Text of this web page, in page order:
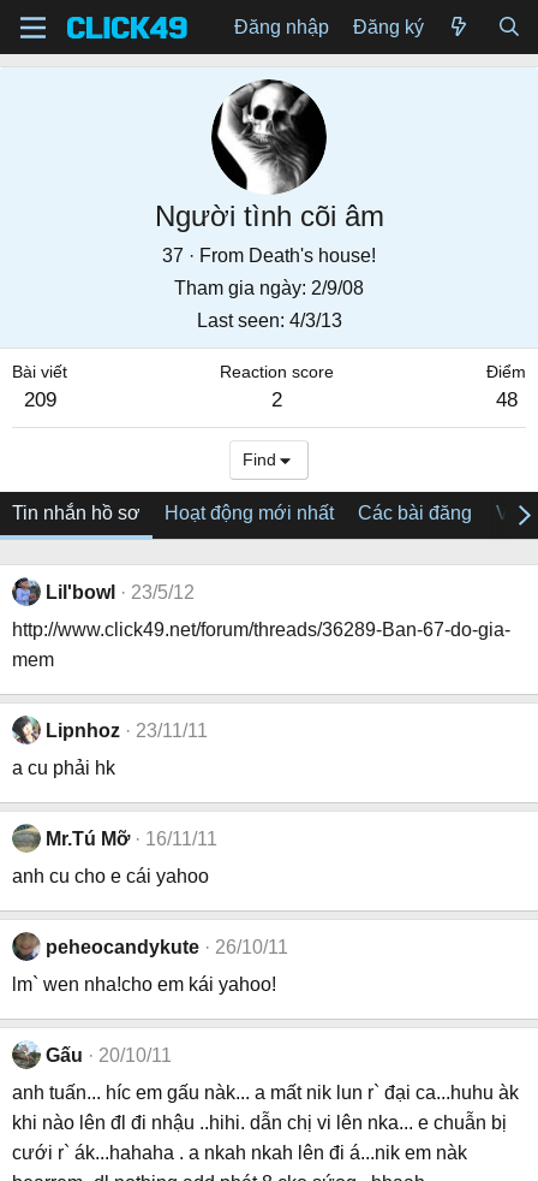
Đăng nhập Đăng ký
Người tình cõi âm
37 · From Death's house!
Tham gia ngày 2/9/08
Last seen 4/3/13
Bài viết
209
Reaction score
2
Điểm
48
Find
Tin nhắn hồ sơ Hoạt động mới nhất Các bài đăng Về
Lil'bowl
23/5/12
http://www.click49.net/forum/threads/36289-Ban-67-do-gia-
mem
Lipnhoz
23/11/11
a cu phải hk
Mr.Tú Mỡ
16/11/11
anh cu cho e cái yahoo
peheocandykute
26/10/11
lm` wen nha!cho em kái yahoo!
Gấu
20/10/11
anh tuấn... híc em gấu nàk... a mất nik lun r` đại ca...huhu àk
khi nào lên đl đi nhậu ..hihi. dẫn chị vi lên nka... e chuẫn bị
cưới r` ák...hahaha . a nkah nkah lên đi á...nik em nàk